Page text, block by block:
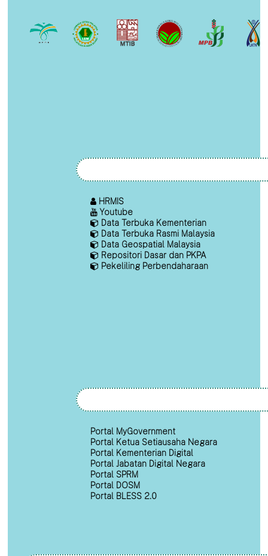
HRMIS
Youtube
Data Terbuka Kementerian
Data Terbuka Rasmi Malaysia
Data Geospatial Malaysia
Repositori Dasar dan PKPA
Pekeliling Perbendaharaan
Portal MyGovernment
Portal Ketua Setiausaha Negara
Portal Kementerian Digital
Portal Jabatan Digital Negara
Portal SPRM
Portal DOSM
Portal BLESS 2.0